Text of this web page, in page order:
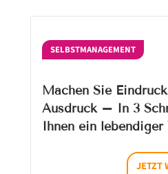
SELBSTMANAGEMENT
Machen Sie
Ausdruck – In 3
Ihnen ein
JETZT